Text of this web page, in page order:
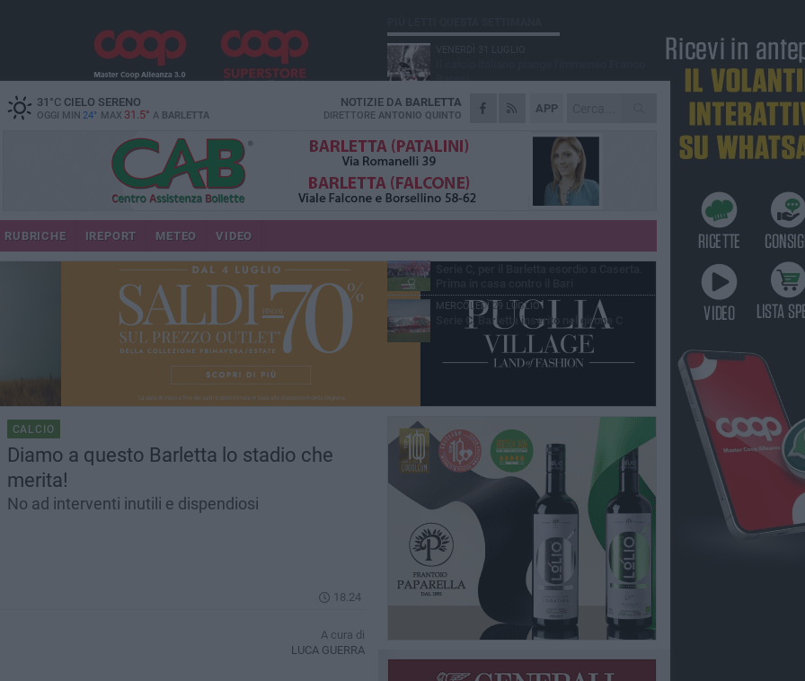
31 °CCIELO SERENO
OGGI MIN 24° MAX 31.5° A BARLETTA
APP
NOTIZIE DA BARLETTA
DIRETTORE ANTONIO QUINTO
RUBRICHE IREPORT METEO VIDEO
CALCIO
Diamo a questo Barletta lo stadio che
merita!
No ad interventi inutili e dispendiosi
18.24
A cura di
LUCA GUERRA
Baresi
VENERDÌ 31 LUGLIO
Serie C Sky Wifi: fissate date e orari delle
SABATO 1 AGOSTO
Poker di Da Silva, Barletta batte Soccer
Trani 4-1 in amichevole
VENERDÌ 31 LUGLIO
Barletta 1922: un avvio tostissimo e
GIOVEDÌ 30 LUGLIO
MERCOLEDÌ 29 LUGLIO
Serie C, Barletta inserito nel girone C